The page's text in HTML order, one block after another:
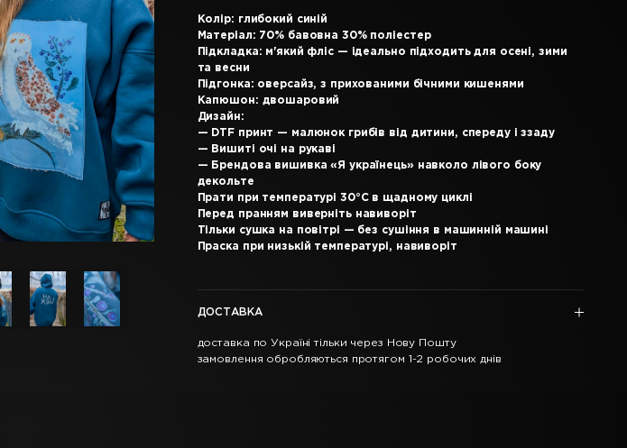
Колір: глибокий синій
Матеріал: 70% бавовна 30% поліестер
Підкладка: м'який фліс — ідеально підходить для осені, зими
та весни
Підгонка: оверсайз, з прихованими бічними кишенями
Капюшон: двошаровий
Дизайн:
— DTF принт — малюнок грибів від дитини, спереду і ззаду
— Вишиті очі на рукаві
— Брендова вишивка «Я українець» навколо лівого боку
декольте
Прати при температурі 30°C в щадному циклі
Перед пранням виверніть навиворіт
Тільки сушка на повітрі — без сушіння в машинній машині
Праска при низькій температурі, навиворіт
ДОСТАВКА
доставка по Україні тільки через Нову Пошту
замовлення обробляються протягом 1-2 робочих днів